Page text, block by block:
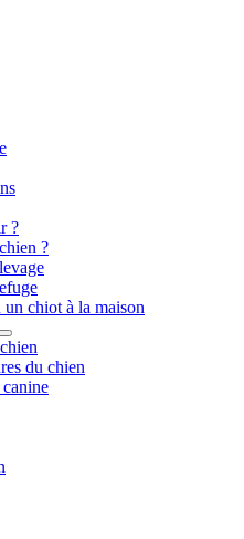
?
?
chiot à la maison
du chien